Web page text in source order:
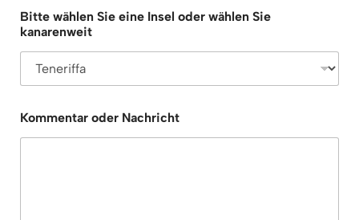
Bitte wählen Sie eine Insel oder wählen Sie
kanarenweit
d
e
Kommentar oder Nachricht